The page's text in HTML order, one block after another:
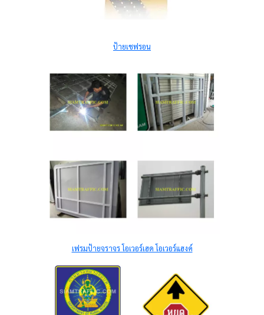
ป้ายเชฟรอน
เฟรมป้ายจราจร โอเวอร์เฮด โอเวอร์แฮงค์